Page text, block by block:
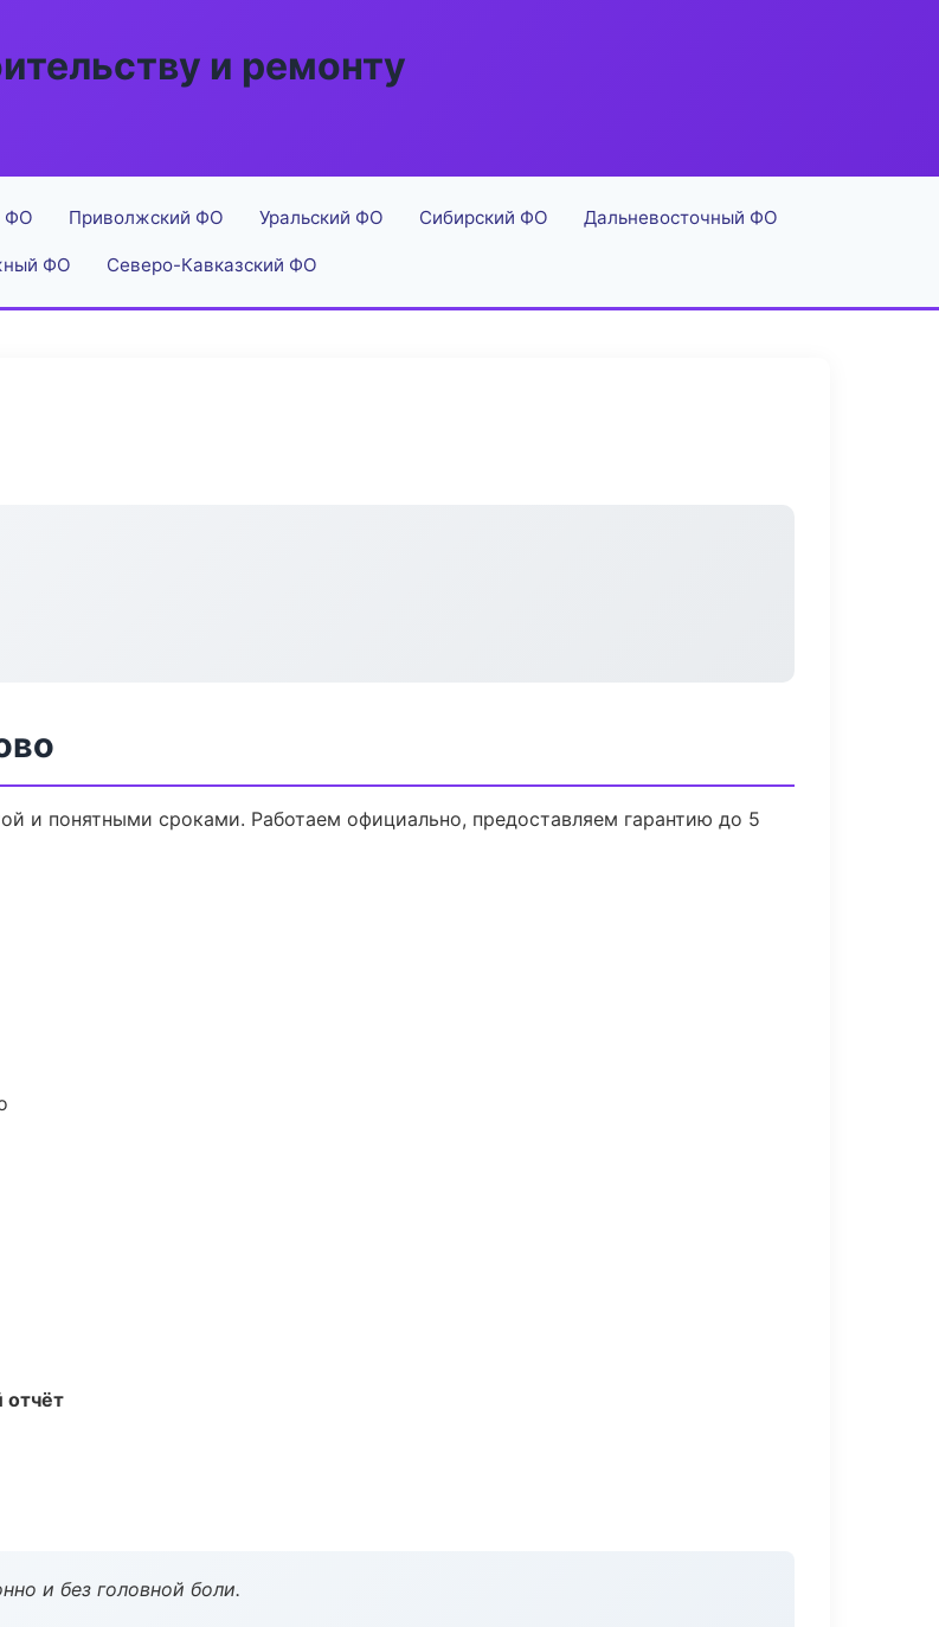
и ремонту
ФО Приволжский ФО Уральский ФО Сибирский ФО Дальневосточный ФО
ФО Северо-Кавказский ФО
и понятными сроками. Работаем официально, предоставляем гарантию до 5
и без головной боли.